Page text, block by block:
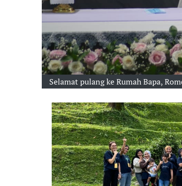
Selamat pulang ke Rumah Bapa,